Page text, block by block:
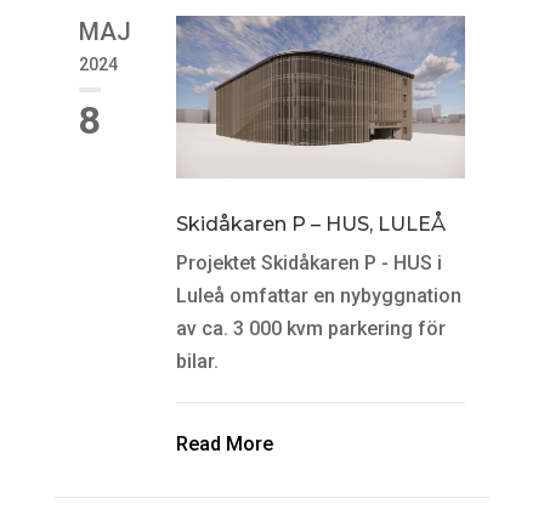
MAJ
2024
8
Skidåkaren P – HUS, LULEÅ
Projektet Skidåkaren P - HUS i
Luleå omfattar en nybyggnation
av ca. 3 000 kvm parkering för
bilar.
Read More